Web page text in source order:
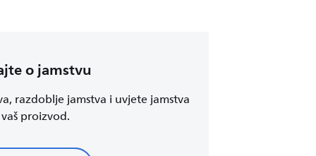
o jamstvu
razdoblje jamstva i uvjete jamstva
proizvod.